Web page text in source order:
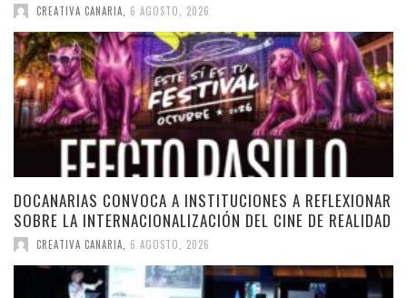
CREATIVA CANARIA, 6 AGOSTO, 2026
DOCANARIAS CONVOCA A INSTITUCIONES A REFLEXIONAR
SOBRE LA INTERNACIONALIZACIÓN DEL CINE DE REALIDAD
CREATIVA CANARIA 6 AGOSTO, 2026